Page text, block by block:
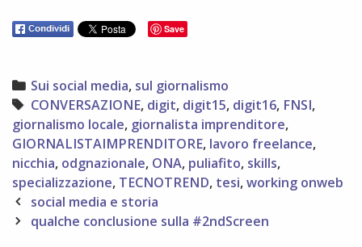
Save
Categories
Sui social media, sul giornalismo
Tags
CONVERSAZIONE, digit, digit15, digit16, FNSI,
giornalismo locale, giornalista imprenditore,
GIORNALISTAIMPRENDITORE, lavoro freelance,
nicchia, odgnazionale, ONA, puliafito, skills,
specializzazione, TECNOTREND, tesi,working onweb
Post
navigation
social media e storia
qualche conclusione sulla #2ndScreen